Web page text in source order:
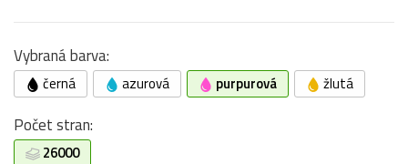
Vybraná barva:
černá azurová purpurová žlutá
Počet stran:
26000